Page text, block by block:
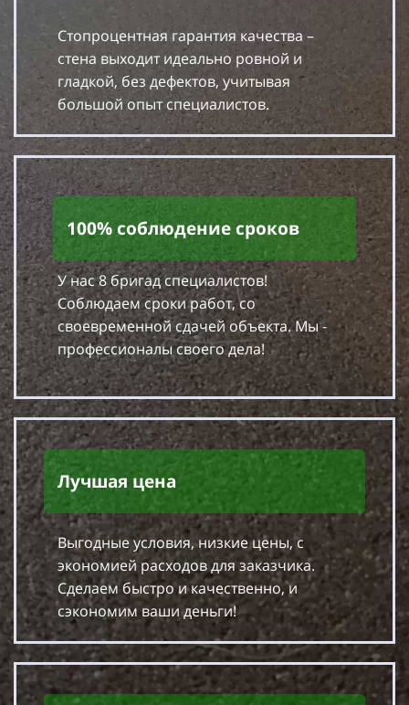
Стопроцентная гарантия качества –
стена выходит идеально ровной и
гладкой, без дефектов, учитывая
большой опыт специалистов.
100% соблюдение сроков
У нас 8 бригад специалистов!
Соблюдаем сроки работ, со
своевременной сдачей объекта. Мы -
профессионалы своего дела!
Лучшая цена
Выгодные условия, низкие цены, с
экономией расходов для заказчика.
Сделаем быстро и качественно, и
сэкономим ваши деньги!